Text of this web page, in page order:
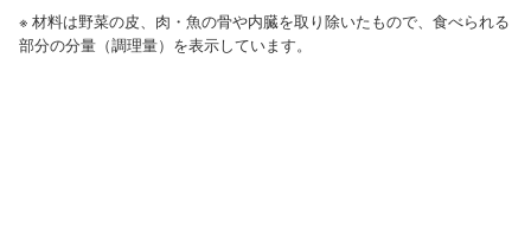
※ 材料は野菜の皮、肉・魚の骨や内臓を取り除いたもので、食べられる
部分の分量（調理量）を表示しています。